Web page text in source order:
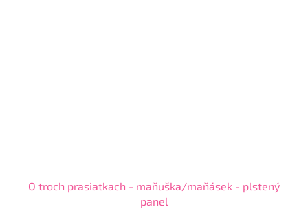
O troch prasiatkach - maňuška/maňásek - plstený
panel